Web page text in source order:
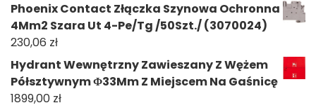
Phoenix Contact Złączka Szynowa Ochronna
4Mm2 Szara Ut 4-Pe/Tg /50Szt./ (3070024)
230,06 zł
Hydrant Wewnętrzny Zawieszany Z Wężem
Półsztywnym Φ33Mm Z Miejscem Na Gaśnicę
1899,00 zł